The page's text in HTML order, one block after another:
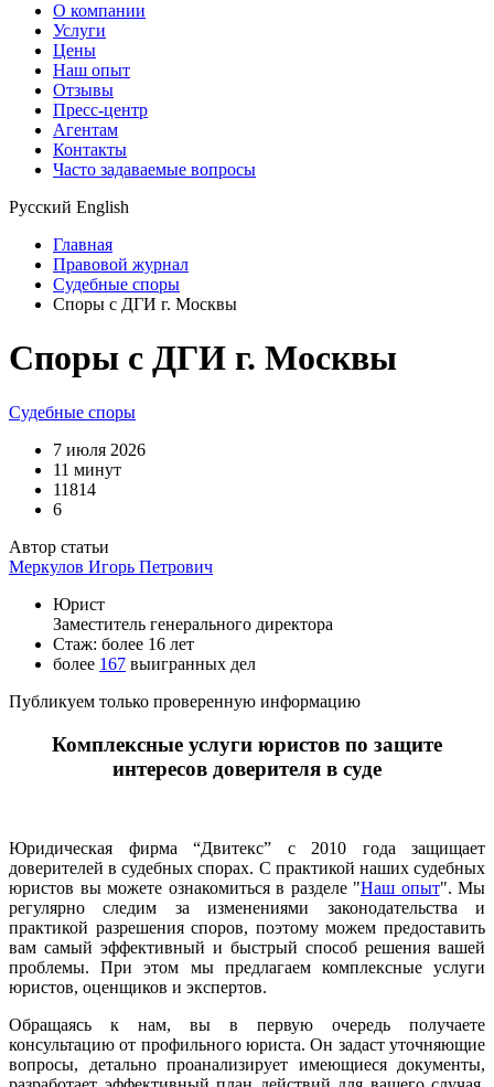
О компании
Услуги
Цены
Наш опыт
Отзывы
Пресс-центр
Агентам
Контакты
Часто задаваемые вопросы
Русский English
Главная
Правовой журнал
Судебные споры
Споры с ДГИ г. Москвы
Споры с ДГИ г. Москвы
Судебные споры
7 июля 2026
11 минут
11814
6
Автор статьи
Меркулов Игорь Петрович
Юрист
Заместитель генерального директора
Стаж: более 16 лет
более 167 выигранных дел
Публикуем только проверенную информацию
Комплексные услуги юристов по защите
интересов доверителя в суде
Юридическая фирма “Двитекс” с 2010 года защищает
доверителей в судебных спорах. С практикой наших судебных
юристов вы можете ознакомиться в разделе "Наш опыт". Мы
регулярно следим за изменениями законодательства и
практикой разрешения споров, поэтому можем предоставить
вам самый эффективный и быстрый способ решения вашей
проблемы. При этом мы предлагаем комплексные услуги
юристов, оценщиков и экспертов.
Обращаясь к нам, вы в первую очередь получаете
консультацию от профильного юриста. Он задаст уточняющие
вопросы, детально проанализирует имеющиеся документы,